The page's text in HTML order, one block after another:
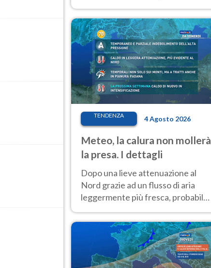
giorni, compresa la settimana di
Ferragosto
TENDENZA 4 Agosto 2026
Meteo, la calura non mollerà
la presa. I dettagli
Dopo una lieve attenuazione al
Nord grazie ad un flusso di aria
leggermente più fresca, probabile
africano entro Ferragosto